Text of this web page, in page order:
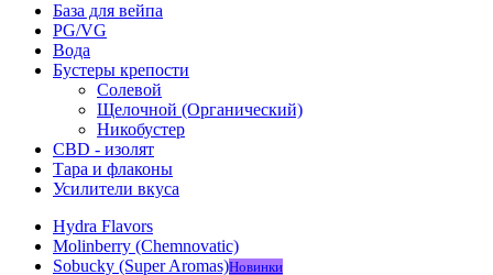
База для вейпа
PG/VG
Вода
Бустеры крепости
Солевой
Щелочной (Органический)
Никобустер
CBD - изолят
Тара и флаконы
Усилители вкуса
Hydra Flavors
Molinberry (Chemnovatic)
Sobucky (Super Aromas)Новинки